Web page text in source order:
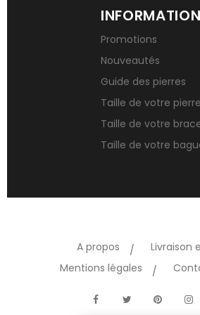
Promotions
Nouveautés
Guide des pierres
Taille de votre pierre
Taille de votre
Taille de votre
A propos
Livraison
Mentions légales
FacebookTwitter